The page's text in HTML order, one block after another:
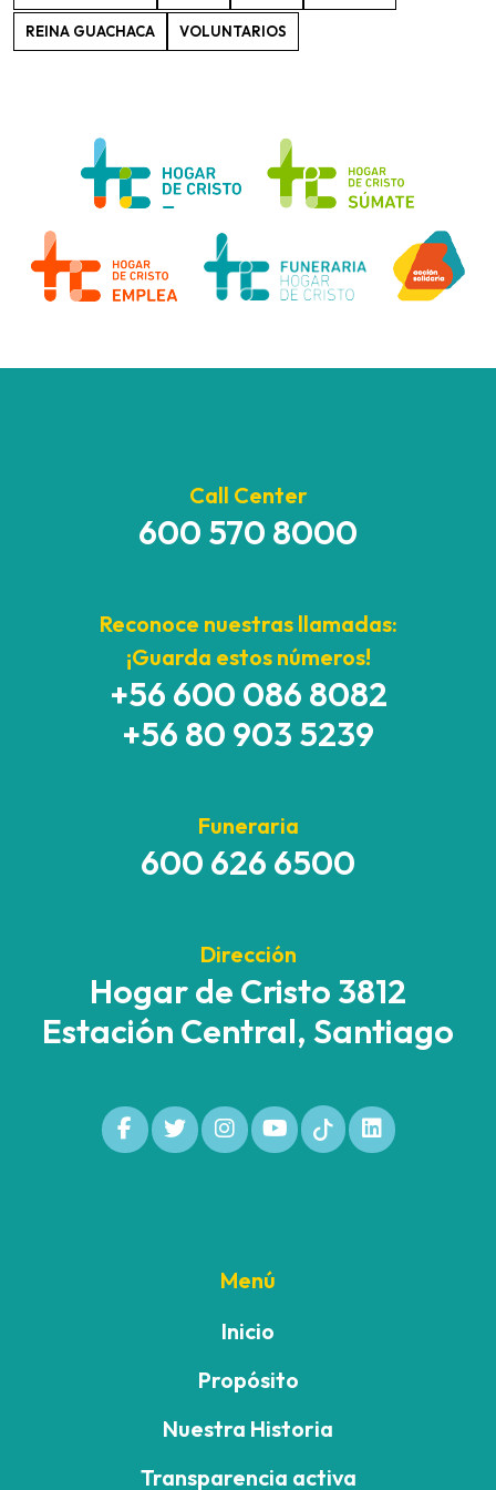
REINA GUACHACA VOLUNTARIOS
Call Center
600 570 8000
Reconoce nuestras llamadas:
¡Guarda estos números!
+56 600 086 8082
+56 80 903 5239
Funeraria
600 626 6500
Dirección
Hogar de Cristo 3812
Estación Central, Santiago
Menú
Inicio
Propósito
Nuestra Historia
Transparencia activa